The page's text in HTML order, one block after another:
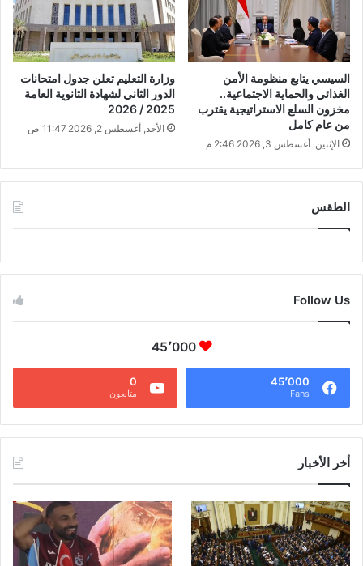
السيسي يتابع منظومة الأمن
الغذائي والحماية الاجتماعية..
مخزون السلع الاستراتيجية يقترب
من عام كامل
الإثنين, أغسطس 3, 2026 2:46 م
وزارة التعليم تعلن جدول امتحانات
الدور الثاني لشهادة الثانوية العامة
2025 / 2026
الأحد, أغسطس 2, 2026 11:47 ص
الطقس
Follow Us
45٬000
45٬000
Fans
0
متابعون
أخر الأخبار